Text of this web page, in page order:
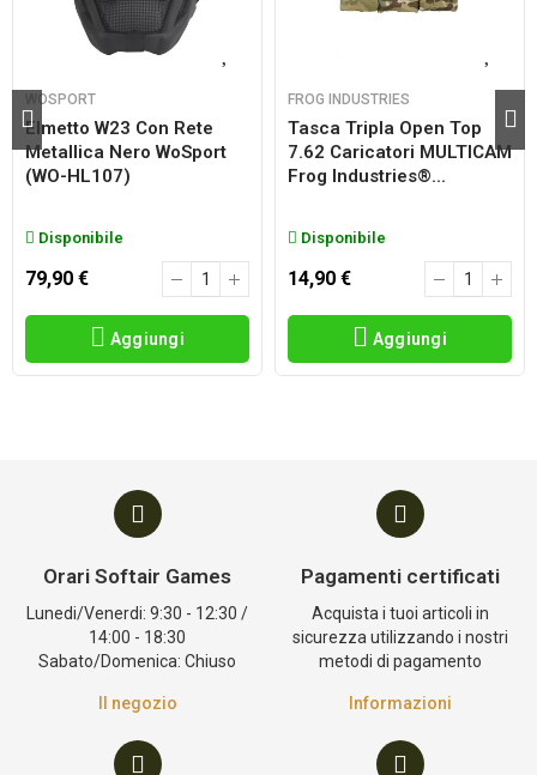
WOSPORT
Elmetto W23 Con Rete
Metallica Nero WoSport
(WO-HL107)
Disponibile
79,90 €
Aggiungi
FROG INDUSTRIES
Tasca Tripla Open Top
7.62 Caricatori MULTICAM
Frog Industries®...
Disponibile
14,90 €
Aggiungi
Orari Softair Games
Lunedi/Venerdi: 9:30 - 12:30 /
14:00 - 18:30
Sabato/Domenica: Chiuso
Il negozio
Pagamenti certificati
Acquista i tuoi articoli in
sicurezza utilizzando i nostri
metodi di pagamento
Informazioni